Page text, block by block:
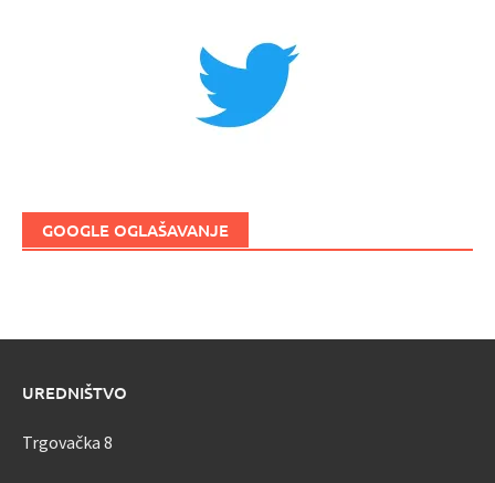
GOOGLE OGLAŠAVANJE
UREDNIŠTVO
Trgovačka 8